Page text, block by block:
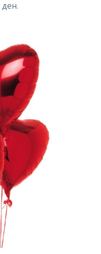
ден.